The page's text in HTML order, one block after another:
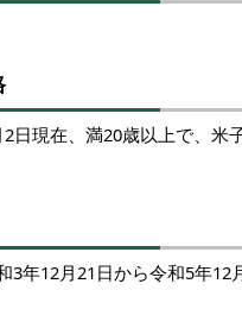
日現在、満20歳以上で、米
3年12月21日から令和5年12